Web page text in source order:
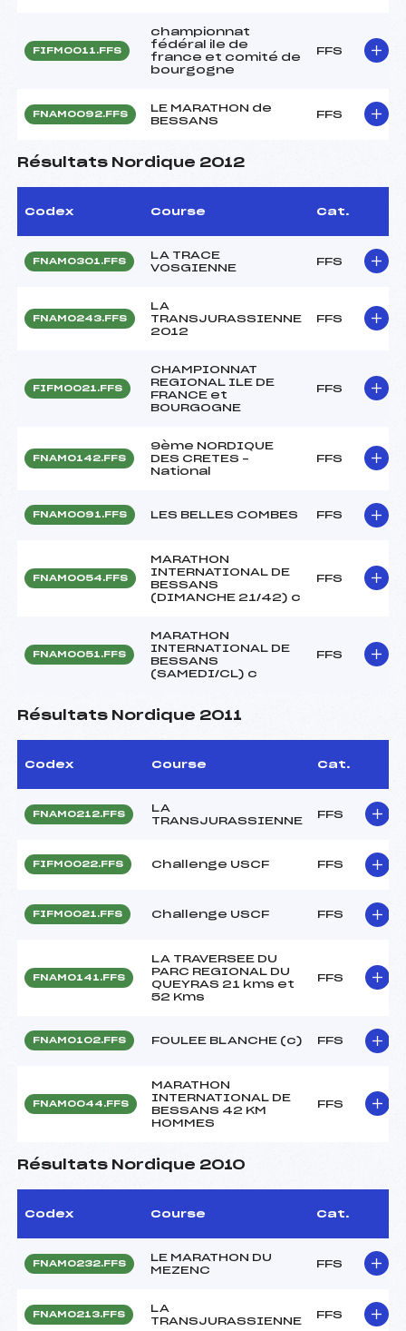
FIFM0011.FFS
championnat
fédéral ile de
france et comité de
bourgogne
FFS
FNAM0092.FFS
LE MARATHON de
BESSANS
FFS
Résultats Nordique 2012
Codex Course Cat.
FNAM0301.FFS
LA TRACE
VOSGIENNE
FFS
FNAM0243.FFS
LA
TRANSJURASSIENNE
2012
FFS
FIFM0021.FFS
CHAMPIONNAT
REGIONAL ILE DE
FRANCE et
BOURGOGNE
FFS
FNAM0142.FFS
9ème NORDIQUE
DES CRETES –
National
FFS
FNAM0091.FFS LES BELLES COMBES FFS
FNAM0054.FFS
MARATHON
INTERNATIONAL DE
BESSANS
(DIMANCHE 21/42) c
FFS
FNAM0051.FFS
MARATHON
INTERNATIONAL DE
BESSANS
(SAMEDI/CL) c
FFS
Résultats Nordique 2011
Codex Course Cat.
FNAM0212.FFS
LA
TRANSJURASSIENNE
FFS
FIFM0022.FFS Challenge USCF FFS
FIFM0021.FFS Challenge USCF FFS
FNAM0141.FFS
LA TRAVERSEE DU
PARC REGIONAL DU
QUEYRAS 21 kms et
52 Kms
FFS
FNAM0102.FFS FOULEE BLANCHE (c) FFS
FNAM0044.FFS
MARATHON
INTERNATIONAL DE
BESSANS 42 KM
HOMMES
FFS
Résultats Nordique 2010
Codex Course Cat.
FNAM0232.FFS
LE MARATHON DU
MEZENC
FFS
FNAM0213.FFS
LA
TRANSJURASSIENNE
FFS